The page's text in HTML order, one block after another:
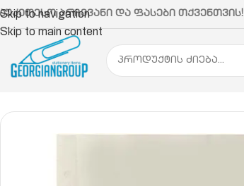
Skip to navigation
Skip to main content
არჩევანი და ფასები თქვენთვის!